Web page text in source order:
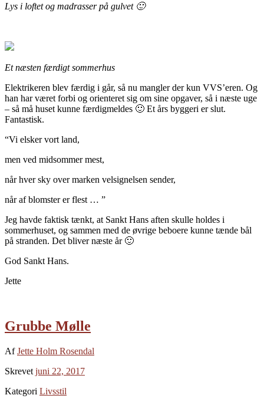
Lys i loftet og madrasser på gulvet 🙂
Et næsten færdigt sommerhus
Elektrikeren blev færdig i går, så nu mangler der kun VVS’eren. Og
han har været forbi og orienteret sig om sine opgaver, så i næste uge
– så må huset kunne færdigmeldes 🙂 Et års byggeri er slut.
Fantastisk.
“Vi elsker vort land,
men ved midsommer mest,
når hver sky over marken velsignelsen sender,
når af blomster er flest … ”
Jeg havde faktisk tænkt, at Sankt Hans aften skulle holdes i
sommerhuset, og sammen med de øvrige beboere kunne tænde bål
på stranden. Det bliver næste år 🙂
God Sankt Hans.
Jette
Grubbe Mølle
AfJette Holm Rosendal
Skrevet juni 22, 2017
Kategori Livsstil